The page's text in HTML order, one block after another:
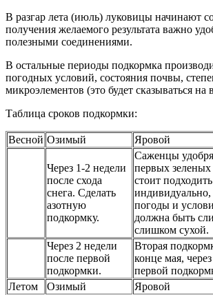
В разгар лета (июль) луковицы начинают
получения желаемого результата важно
полезными соединениями.
В остальные периоды подкормка
погодных условий, состояния почвы,
микроэлементов (это будет сказываться на
Таблица сроков подкормки:
Весной Озимый Яровой
Через 1-2 недели
после схода
снега. Сделать
азотную
подкормку.
Саженцы
первых зеленых
стоит
индивидуально,
погоды и
должна быть
слишком сухой.
Через 2 недели
после первой
подкормки.
Вторая
конце мая,
первой
Летом
Озимый
Яровой